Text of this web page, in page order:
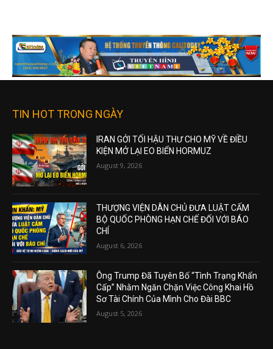
TIN HOT TRONG NGÀY
IRAN GỞI TỐI HẬU THƯ CHO MỸ VỀ ĐIỀU
KIỆN MỞ LẠI EO BIỂN HORMUZ
August 9, 2026
THƯỢNG VIỆN DÂN CHỦ ĐƯA LUẬT CẤM
BỘ QUỐC PHÒNG HẠN CHẾ ĐỐI VỚI BÁO
CHÍ
August 6, 2026
Ông Trump Đã Tuyên Bố “Tình Trạng Khẩn
Cấp” Nhằm Ngăn Chặn Việc Công Khai Hồ
Sơ Tài Chính Của Mình Cho Đài BBC
August 5, 2026